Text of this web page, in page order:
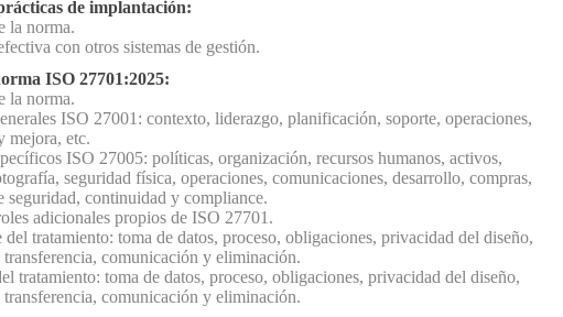
de implantación:
la norma.
con otros sistemas de gestión.
ISO 27701:2025:
la norma.
ISO 27001: contexto, liderazgo, planificación, soporte, operaciones,
mejora, etc.
ISO 27005: políticas, organización, recursos humanos, activos,
seguridad física, operaciones, comunicaciones, desarrollo, compras,
seguridad, continuidad y compliance.
adicionales propios de ISO 27701.
del tratamiento: toma de datos, proceso, obligaciones, privacidad del diseño,
comunicación y eliminación.
tratamiento: toma de datos, proceso, obligaciones, privacidad del diseño,
comunicación y eliminación.